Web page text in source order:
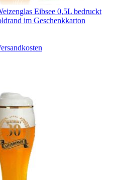
Eibsee 0,5L bedruckt
im Geschenkkarton